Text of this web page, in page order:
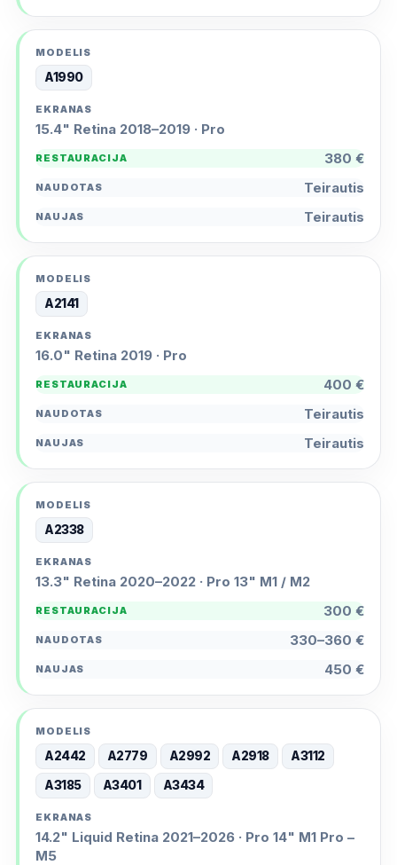
A1990
15.4" Retina 2018–2019 · Pro
380 €
Teirautis
Teirautis
A2141
16.0" Retina 2019 · Pro
400 €
Teirautis
Teirautis
A2338
13.3" Retina 2020–2022 · Pro 13" M1 / M2
300 €
330–360 €
450 €
A2442 A2779 A2992 A2918 A3112
A3185 A3401 A3434
14.2" Liquid Retina 2021–2026 · Pro 14" M1 Pro –
M5